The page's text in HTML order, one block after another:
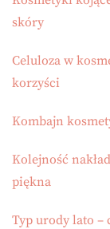
skóry
Celuloza w
korzyści
Kombajn
Kolejność
piękna
Typ urody lato –